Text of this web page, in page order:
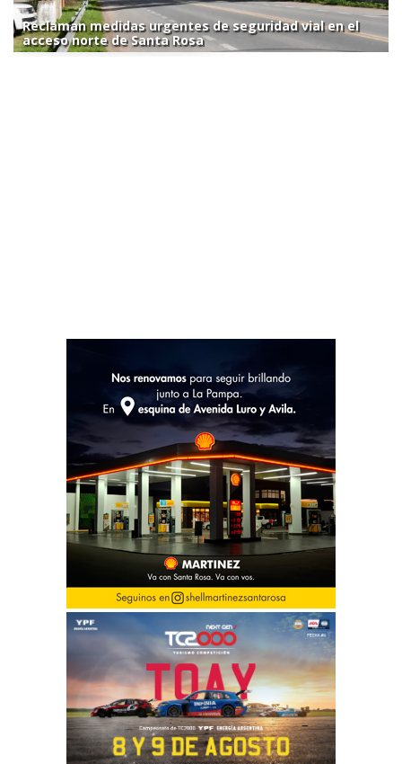
Reclaman medidas urgentes de seguridad vial en el
acceso norte de Santa Rosa